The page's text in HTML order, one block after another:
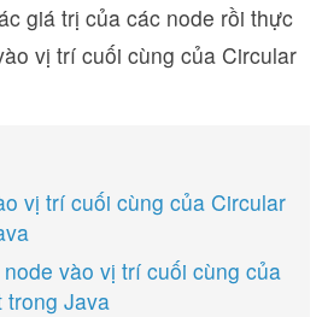
giá trị của các node rồi thực
vị trí cuối cùng của Circular
vị trí cuối cùng của Circular
vào vị trí cuối cùng của
trong Java